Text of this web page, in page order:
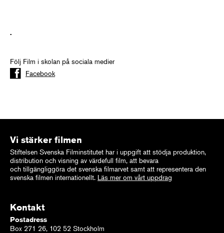
.
Följ Film i skolan på sociala medier
Facebook
Vi stärker filmen
Stiftelsen Svenska Filminstitutet har i uppgift att stödja produktion,
distribution och visning av värdefull film, att bevara
och tillgängliggöra det svenska filmarvet samt att representera den
svenska filmen internationellt. Läs mer om vårt uppdrag
Kontakt
Postadress
Box 271 26, 102 52 Stockholm